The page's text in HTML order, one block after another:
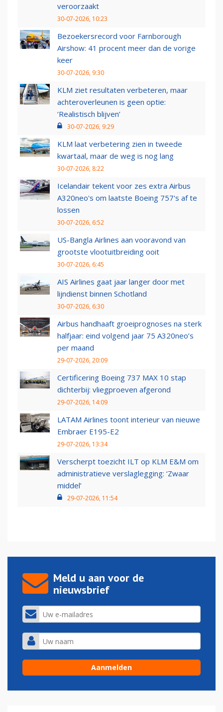
veroorzaakt
30-07-2026, 10:23
Bezoekersrecord voor Farnborough
Airshow: 41 procent meer dan de vorige
keer
30-07-2026, 9:30
KLM ziet resultaten verbeteren, maar
achteroverleunen is geen optie:
‘Realistisch blijven’
30-07-2026, 9:29
KLM laat verbetering zien in tweede
kwartaal, maar de weg is nog lang
30-07-2026, 8:22
Icelandair tekent voor zes extra Airbus
A320neo's om laatste Boeing 757's af te
lossen
30-07-2026, 6:52
US-Bangla Airlines aan vooravond van
grootste vlootuitbreiding ooit
30-07-2026, 6:45
AIS Airlines gaat jaar langer door met
lijndienst binnen Schotland
30-07-2026, 6:30
Airbus handhaaft groeiprognoses na sterk
halfjaar: eind volgend jaar 75 A320neo’s
per maand
29-07-2026, 20:09
Certificering Boeing 737 MAX 10 stap
dichterbij: vliegproeven afgerond
29-07-2026, 14:09
LATAM Airlines toont interieur van nieuwe
Embraer E195-E2
29-07-2026, 13:34
Verscherpt toezicht ILT op KLM E&M om
administratieve verslaglegging: ‘Zwaar
middel’
29-07-2026, 11:54
Meld u aan voor de
nieuwsbrief